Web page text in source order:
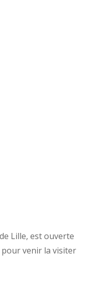
Lille, est ouverte
venir la visiter